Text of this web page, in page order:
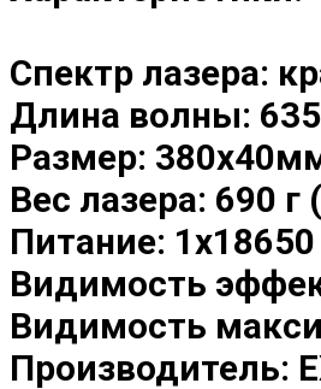
Спектр лазера:
Длина волны:
Размер:
Вес лазера: 690
Питание: 1х18650
Видимость
Видимость
Производитель: